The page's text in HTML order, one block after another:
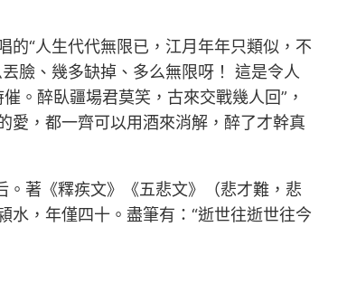
“人生代代無限已，江月年年只類似，不
臉、幾多缺掉、多么無限呀！ 這是令人
。醉臥疆場君莫笑，古來交戰幾人回”，
，都一齊可以用酒來消解，醉了才幹真
著《釋疾文》《五悲文》（悲才難，悲
水，年僅四十。盡筆有：“逝世往逝世往今